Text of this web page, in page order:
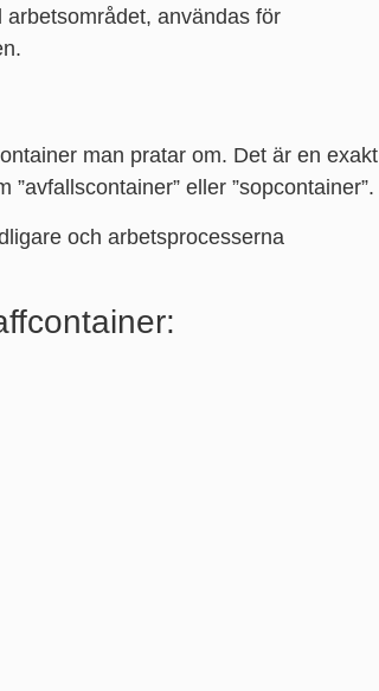
användas för
man pratar om. Det är en exakt
eller ”sopcontainer”.
och arbetsprocesserna